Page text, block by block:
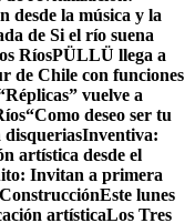
desde la música y la
de Si el río suena
RíosPÜLLÜ llega a
de Chile con funciones
vuelve a
“Como deseo ser tu
disqueriasInventiva:
artística desde el
Invitan a primera
Este lunes
artísticaLos Tres